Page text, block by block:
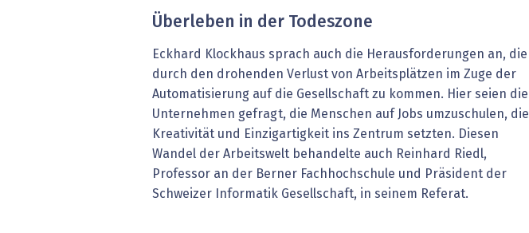
Überleben in der Todeszone
Eckhard Klockhaus sprach auch die Herausforderungen an, die
durch den drohenden Verlust von Arbeitsplätzen im Zuge der
Automatisierung auf die Gesellschaft zu kommen. Hier seien die
Unternehmen gefragt, die Menschen auf Jobs umzuschulen, die
Kreativität und Einzigartigkeit ins Zentrum setzten. Diesen
Wandel der Arbeitswelt behandelte auch Reinhard Riedl,
Professor an der Berner Fachhochschule und Präsident der
Schweizer Informatik Gesellschaft, in seinem Referat.